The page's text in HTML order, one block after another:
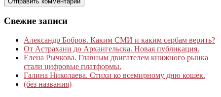
Свежие записи
Александр Бобров. Каким СМИ и каким сербам верить?
От Астрахани до Архангельска. Новая публикация.
Елена Рычкова. Главным двигателем книжного рынка
стали цифровые платформы.
Галина Николаева. Стихи ко всемирному дню кошек.
(без названия)